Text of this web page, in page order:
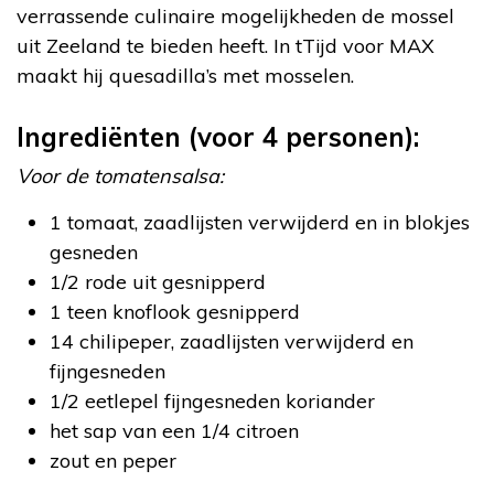
verrassende culinaire mogelijkheden de mossel
uit Zeeland te bieden heeft. In tTijd voor MAX
maakt hij quesadilla’s met mosselen.
Ingrediënten (voor 4 personen):
Voor de tomatensalsa:
1 tomaat, zaadlijsten verwijderd en in blokjes
gesneden
1/2 rode uit gesnipperd
1 teen knoflook gesnipperd
14 chilipeper, zaadlijsten verwijderd en
fijngesneden
1/2 eetlepel fijngesneden koriander
het sap van een 1/4 citroen
zout en peper